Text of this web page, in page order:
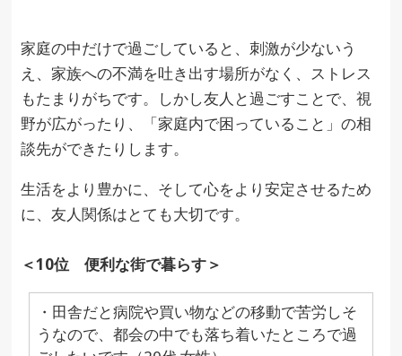
家庭の中だけで過ごしていると、刺激が少ないう
え、家族への不満を吐き出す場所がなく、ストレス
もたまりがちです。しかし友人と過ごすことで、視
野が広がったり、「家庭内で困っていること」の相
談先ができたりします。
生活をより豊かに、そして心をより安定させるため
に、友人関係はとても大切です。
＜10位 便利な街で暮らす＞
・田舎だと病院や買い物などの移動で苦労しそ
うなので、都会の中でも落ち着いたところで過